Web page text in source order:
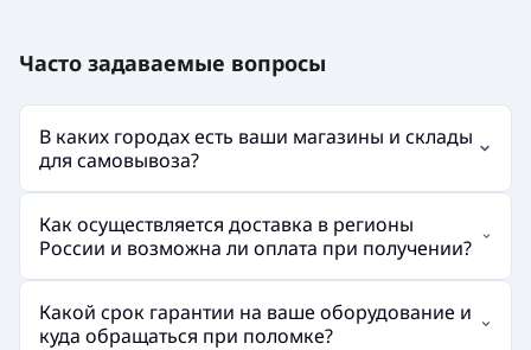
Часто задаваемые вопросы
В каких городах есть ваши магазины и склады
для самовывоза?
Как осуществляется доставка в регионы
России и возможна ли оплата при получении?
Какой срок гарантии на ваше оборудование и
куда обращаться при поломке?